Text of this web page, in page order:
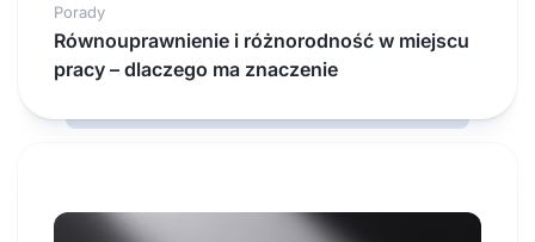
Porady
Równouprawnienie i różnorodność w miejscu
pracy – dlaczego ma znaczenie